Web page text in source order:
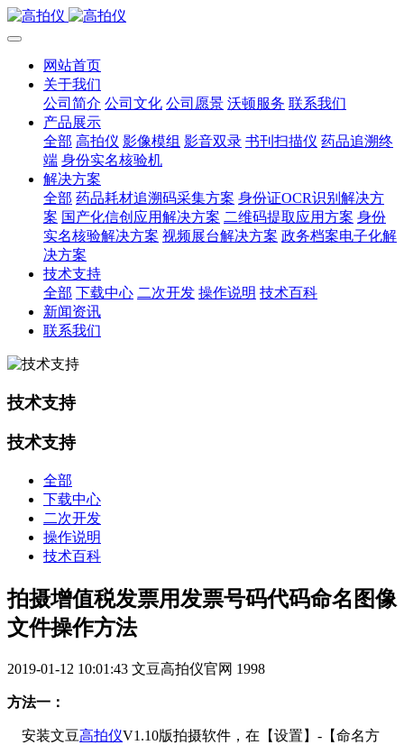
网站首页
关于我们
公司简介 公司文化 公司愿景 沃顿服务 联系我们
产品展示
全部 高拍仪 影像模组 影音双录 书刊扫描仪 药品追溯终
端 身份实名核验机
解决方案
全部 药品耗材追溯码采集方案 身份证OCR识别解决方
案 国产化信创应用解决方案 二维码提取应用方案 身份
实名核验解决方案 视频展台解决方案 政务档案电子化解
决方案
技术支持
全部 下载中心 二次开发 操作说明 技术百科
新闻资讯
联系我们
技术支持
技术支持
全部
下载中心
二次开发
操作说明
技术百科
拍摄增值税发票用发票号码代码命名图像
文件操作方法
2019-01-12 10:01:43 文豆高拍仪官网 1998
方法一：
安装文豆高拍仪V1.10版拍摄软件，在【设置】-【命名方